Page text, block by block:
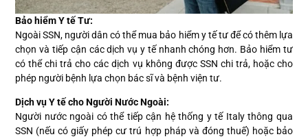
Bảo hiểm Y tế Tư:
Ngoài SSN, người dân có thể mua bảo hiểm y tế tư để có thêm lựa
chọn và tiếp cận các dịch vụ y tế nhanh chóng hơn. Bảo hiểm tư
có thể chi trả cho các dịch vụ không được SSN chi trả, hoặc cho
phép người bệnh lựa chọn bác sĩ và bệnh viện tư.
Dịch vụ Y tế cho Người Nước Ngoài:
Người nước ngoài có thể tiếp cận hệ thống y tế Italy thông qua
SSN (nếu có giấy phép cư trú hợp pháp và đóng thuế) hoặc bảo